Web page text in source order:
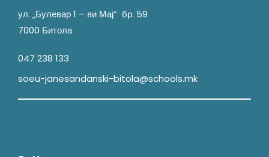
ул. „Булевар 1 – ви Мај“ бр. 59
7000 Битола
047 238 133
soeu-janesandanski-bitola@schools.mk